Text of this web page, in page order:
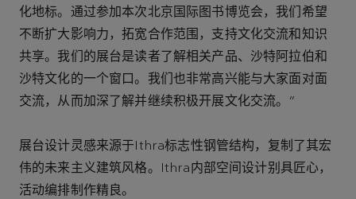
化地标。通过参加本次北京国际图书博览会，我们希望
不断扩大影响力，拓宽合作范围，支持文化交流和知识
共享。我们的展台是读者了解相关产品、沙特阿拉伯和
沙特文化的一个窗口。我们也非常高兴能与大家面对面
交流，从而加深了解并继续积极开展文化交流。”
展台设计灵感来源于Ithra标志性钢管结构，复制了其宏
伟的未来主义建筑风格。Ithra内部空间设计别具匠心，
活动编排制作精良。